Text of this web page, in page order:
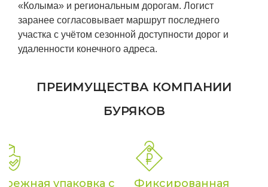
«Колыма» и региональным дорогам. Логист
заранее согласовывает маршрут последнего
участка с учётом сезонной доступности дорог и
удаленности конечного адреса.
ПРЕИМУЩЕСТВА КОМПАНИИ
БУРЯКОВ
упаковка с
Фиксированная